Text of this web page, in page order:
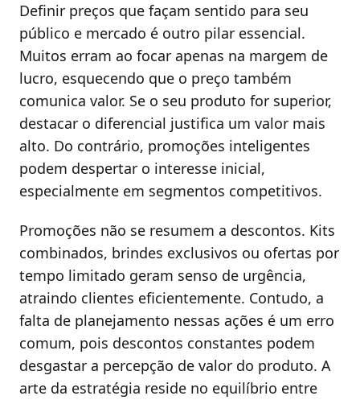
Definir preços que façam sentido para seu
público e mercado é outro pilar essencial.
Muitos erram ao focar apenas na margem de
lucro, esquecendo que o preço também
comunica valor. Se o seu produto for superior,
destacar o diferencial justifica um valor mais
alto. Do contrário, promoções inteligentes
podem despertar o interesse inicial,
especialmente em segmentos competitivos.
Promoções não se resumem a descontos. Kits
combinados, brindes exclusivos ou ofertas por
tempo limitado geram senso de urgência,
atraindo clientes eficientemente. Contudo, a
falta de planejamento nessas ações é um erro
comum, pois descontos constantes podem
desgastar a percepção de valor do produto. A
arte da estratégia reside no equilíbrio entre